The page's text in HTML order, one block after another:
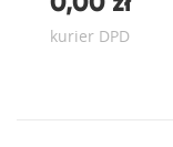
kurier DPD